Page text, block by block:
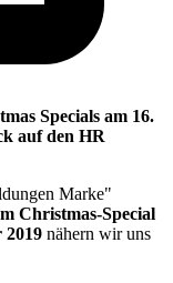
Specials am 16.
auf den HR
Marke"
Christmas-Special
2019 nähern wir uns